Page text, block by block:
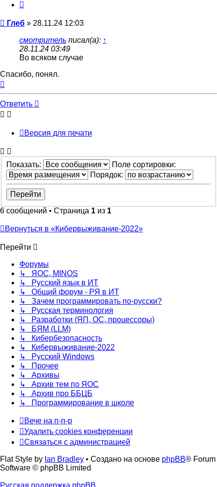
Сообщение
Глеб » 28.11.24 12:03
смотритель писал(а): ↑
28.11.24 03:49
Во всяком случае
Спасибо, понял.
началу
Ответить
Версия для печати
Показать:
Поле сортировки:
Порядок:
6 сообщений • Страница 1 из 1
Вернуться в «Кибервыживание-2022»
Перейти
Форумы
↳ ЯОС, MINOS
↳ Русский язык в ИТ
↳ Общий форум - РЯ в ИТ
↳ Зачем программировать по-русски?
↳ Русская терминология
↳ Разработки (ЯП, ОС, процессоры)
↳ БЯМ (LLM)
↳ Кибербезопасность
↳ Кибервыживание-2022
↳ Русский Windows
↳ Прочее
↳ Архивы
↳ Архив тем по ЯОС
↳ Архив про ББЦБ
↳ Программирование в школе
Вече на п-п-р
Удалить cookies конференции
Связаться с администрацией
Flat Style by Ian Bradley • Создано на основе phpBB® Forum
Software © phpBB Limited